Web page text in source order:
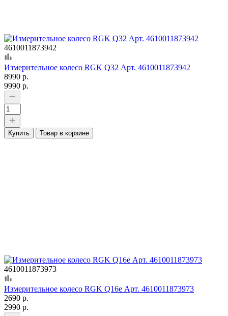
4610011873942
Измерительное колесо RGK Q32 Арт. 4610011873942
8990 р.
9990 р.
Купить Товар в корзине
4610011873973
Измерительное колесо RGK Q16e Арт. 4610011873973
2690 р.
2990 р.